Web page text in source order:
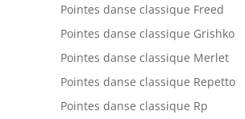
Pointes danse classique Freed
Pointes danse classique Grishko
Pointes danse classique Merlet
Pointes danse classique Repetto
Pointes danse classique Rp